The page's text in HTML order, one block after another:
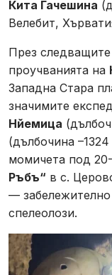
Кита Гачешина
Велебит,
През
проучванията на
Западна Стара
значимите
Нйемица
(дълбочина
момичета под
Ръбъ“ в с.
—
спелеолози.